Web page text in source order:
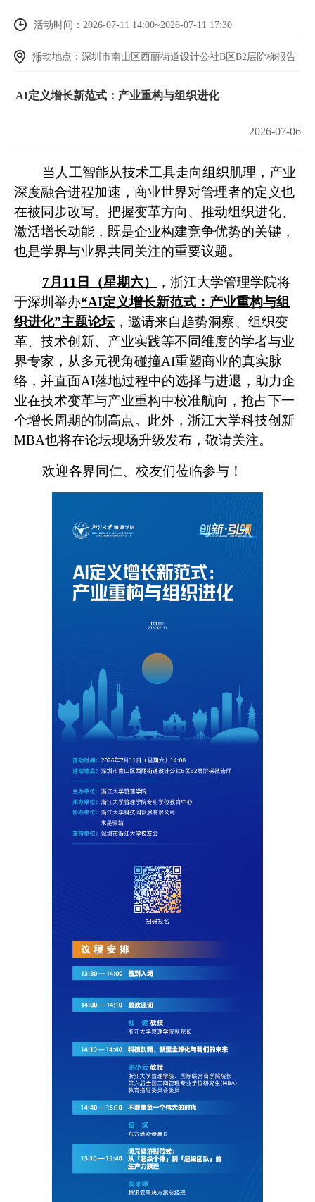
活动时间：2026-07-11 14:00~2026-07-11 17:30
活动地点：深圳市南山区西丽街道设计公社B区B2层阶梯报告厅
AI定义增长新范式：产业重构与组织进化
2026-07-06
当人工智能从技术工具走向组织肌理，产业
深度融合进程加速，商业世界对管理者的定义也
在被同步改写。把握变革方向、推动组织进化、
激活增长动能，既是企业构建竞争优势的关键，
也是学界与业界共同关注的重要议题。
7月11日（星期六）
，浙江大学管理学院将
于深圳举办“AI定义增长新范式：产业重构与组
织进化”主题论坛，邀请来自趋势洞察、组织变
革、技术创新、产业实践等不同维度的学者与业
界专家，从多元视角碰撞AI重塑商业的真实脉
络，并直面AI落地过程中的选择与进退，助力企
业在技术变革与产业重构中校准航向，抢占下一
个增长周期的制高点。此外，浙江大学科技创新
MBA也将在论坛现场升级发布，敬请关注。
欢迎各界同仁、校友们莅临参与！